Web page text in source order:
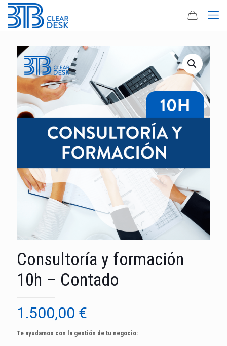
Consultoría y formación
10h – Contado
1.500,00 €
Te ayudamos con la gestión de tu negocio: